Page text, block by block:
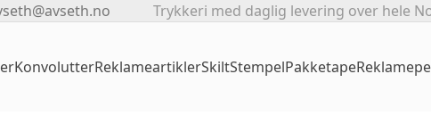
Trykkeri med daglig levering over hele
KonvolutterReklameartiklerSkiltStempelPakketape